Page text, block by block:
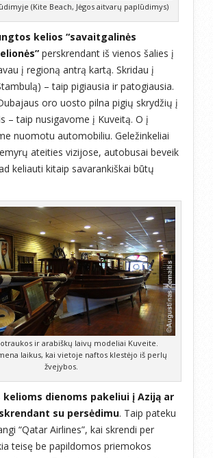
(Kite Beach, Jėgos aitvarų paplūdimys)
kelios “savaitgalinės
perskrendant iš vienos šalies į
į regioną antrą kartą. Skridau į
– taip pigiausia ir patogiausia.
oro uosto pilna pigių skrydžių į
– taip nusigavome į Kuveitą. O į
nuomotu automobiliu. Geležinkeliai
ateities vizijose, autobusai beveik
keliauti kitaip savarankiškai būtų
ir arabiškų laivų modeliai Kuveite.
laikus, kai vietoje naftos klestėjo iš perlų
žvejybos.
kelioms dienoms pakeliui į Aziją ar
su persėdimu. Taip pateku
“Qatar Airlines”, kai skrendi per
teisę be papildomos priemokos